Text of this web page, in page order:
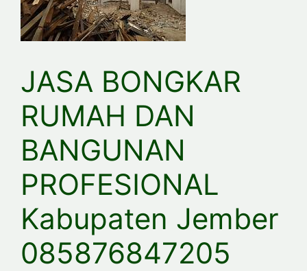
JASA BONGKAR
RUMAH DAN
BANGUNAN
PROFESIONAL
Kabupaten Jember
085876847205